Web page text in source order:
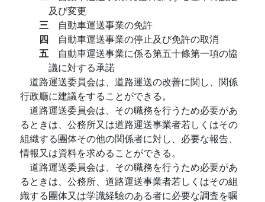
及び変更
三 自動車運送事業の免許
四 自動車運送事業の停止及び免許の取消
五 自動車運送事業に係る第五十條第一項の協
議に対する承諾
道路運送委員会は、道路運送の改善に関し、関係
行政廳に建議をすることができる。
道路運送委員会は、その職務を行うため必要があ
るときは、公務所又は道路運送事業者若しくはその
組織する團体その他の関係者に対し、必要な報告、
情報又は資料を求めることができる。
道路運送委員会は、その職務を行うため必要があ
るときは、公務所、道路運送事業者若しくはその組
織する團体又は学識経驗のある者に必要な調査を嘱